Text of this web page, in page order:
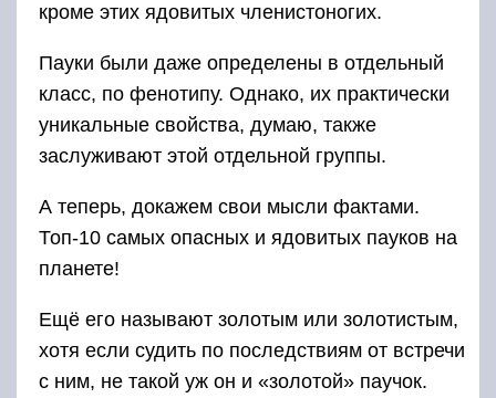
кроме этих ядовитых членистоногих.
Пауки были даже определены в отдельный
класс, по фенотипу. Однако, их практически
уникальные свойства, думаю, также
заслуживают этой отдельной группы.
А теперь, докажем свои мысли фактами.
Топ-10 самых опасных и ядовитых пауков на
планете!
Ещё его называют золотым или золотистым,
хотя если судить по последствиям от встречи
с ним, не такой уж он и «золотой» паучок.